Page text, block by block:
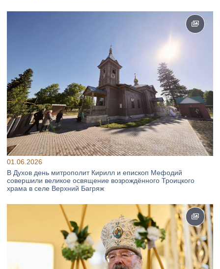
01.06.2026
В Духов день митрополит Кирилл и епископ Мефодий
совершили великое освящение возрождённого Троицкого
храма в селе Верхний Багряж